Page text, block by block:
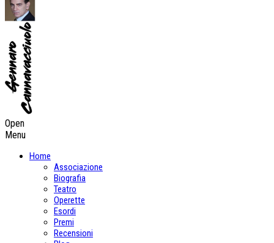
Open
Menu
Home
Associazione
Biografia
Teatro
Operette
Esordi
Premi
Recensioni